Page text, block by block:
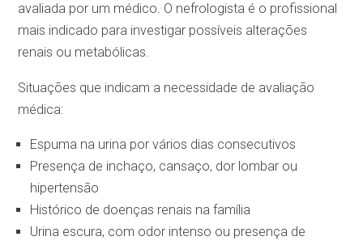
avaliada por um médico. O nefrologista é o profissional
mais indicado para investigar possíveis alterações
renais ou metabólicas.
Situações que indicam a necessidade de avaliação
médica:
Espuma na urina por vários dias consecutivos
Presença de inchaço, cansaço, dor lombar ou
hipertensão
Histórico de doenças renais na família
Urina escura, com odor intenso ou presença de